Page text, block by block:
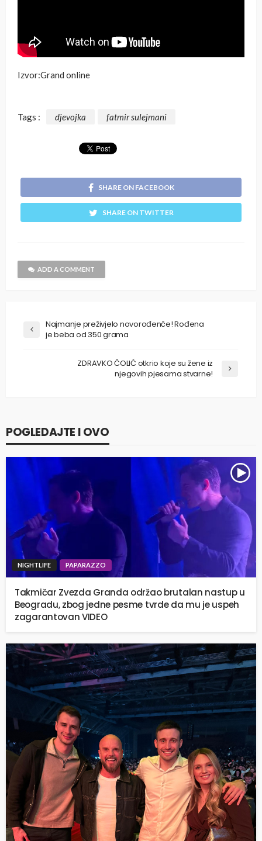
Izvor:Grand online
Tags : djevojka fatmir sulejmani
SHARE ON FACEBOOK
SHARE ON TWITTER
ADD A COMMENT
Najmanje preživjelo novorođenče! Rođena
je beba od 350 grama
ZDRAVKO ČOLIĆ otkrio koje su žene iz
njegovih pjesama stvarne!
POGLEDAJTE I OVO
NIGHTLIFE PAPARAZZO
Takmičar Zvezda Granda održao brutalan nastup u
Beogradu, zbog jedne pesme tvrde da mu je uspeh
zagarantovan VIDEO